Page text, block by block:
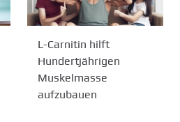
L-Carnitin hilft
Hundertjährigen
Muskelmasse
aufzubauen